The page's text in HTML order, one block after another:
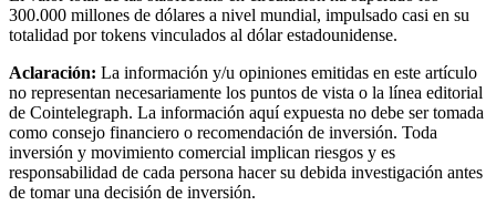
300.000 millones de dólares a nivel mundial, impulsado casi en su
totalidad por tokens vinculados al dólar estadounidense.
Aclaración: La información y/u opiniones emitidas en este artículo
no representan necesariamente los puntos de vista o la línea editorial
de Cointelegraph. La información aquí expuesta no debe ser tomada
como consejo financiero o recomendación de inversión. Toda
inversión y movimiento comercial implican riesgos y es
responsabilidad de cada persona hacer su debida investigación antes
de tomar una decisión de inversión.